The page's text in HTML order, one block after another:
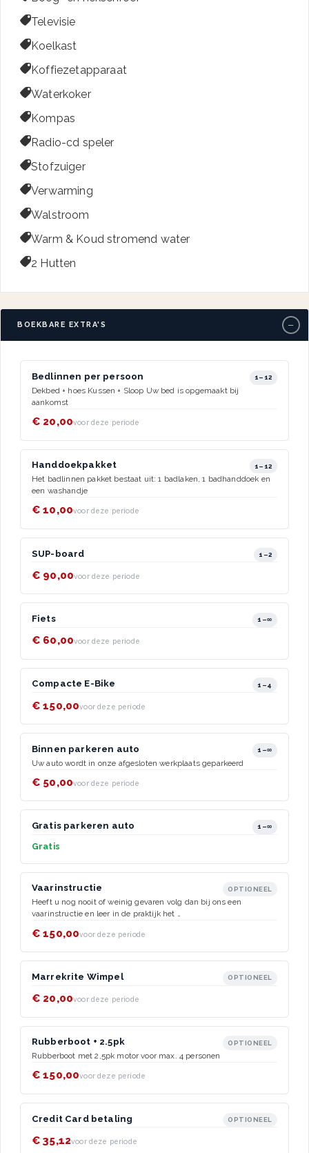
Televisie
Koelkast
Koffiezetapparaat
Waterkoker
Kompas
Radio-cd speler
Stofzuiger
Verwarming
Walstroom
Warm & Koud stromend water
2 Hutten
BOEKBARE EXTRA'S −
Bedlinnen per persoon 1–12
Dekbed + hoes Kussen + Sloop Uw bed is opgemaakt bij
aankomst
€ 20,00voor deze periode
Handdoekpakket 1–12
Het badlinnen pakket bestaat uit: 1 badlaken, 1 badhanddoek en
een washandje
€ 10,00voor deze periode
SUP-board 1–2
€ 90,00voor deze periode
Fiets 1–∞
€ 60,00voor deze periode
Compacte E-Bike 1–4
€ 150,00voor deze periode
Binnen parkeren auto 1–∞
Uw auto wordt in onze afgesloten werkplaats geparkeerd
€ 50,00voor deze periode
Gratis parkeren auto 1–∞
Gratis
Vaarinstructie OPTIONEEL
Heeft u nog nooit of weinig gevaren volg dan bij ons een
vaarinstructie en leer in de praktijk het …
€ 150,00voor deze periode
Marrekrite Wimpel OPTIONEEL
€ 20,00voor deze periode
Rubberboot + 2.5pk OPTIONEEL
Rubberboot met 2,5pk motor voor max. 4 personen
€ 150,00voor deze periode
Credit Card betaling OPTIONEEL
€ 35,12voor deze periode